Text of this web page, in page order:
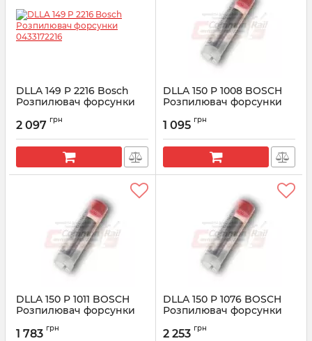
DLLA 149 P 2216 Bosсh
Розпилювач форсунки
Артикул: 0433172216
2 097 грн
DLLA 150 P 1008 BOSCH
Розпилювач форсунки
Артикул:
1 095 грн
DLLA 150 P 1011 BOSCH
Розпилювач форсунки
Артикул:
1 783 грн
DLLA 150 P 1076 BOSCH
Розпилювач форсунки
Артикул:
2 253 грн